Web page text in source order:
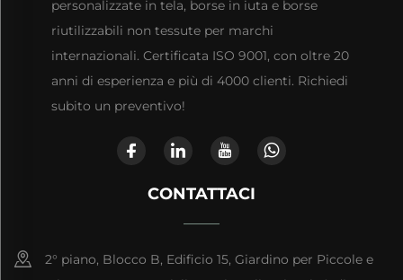
personalizzate in tela, borse in iuta e borse
riutilizzabili non tessute per marchi
internazionali. Certificata ISO 9001, con oltre 20
anni di esperienza e più di 4000 clienti. Richiedi
subito un preventivo!
CONTATTACI
2° piano, Blocco B, Edificio 15, Giardino per Piccole e